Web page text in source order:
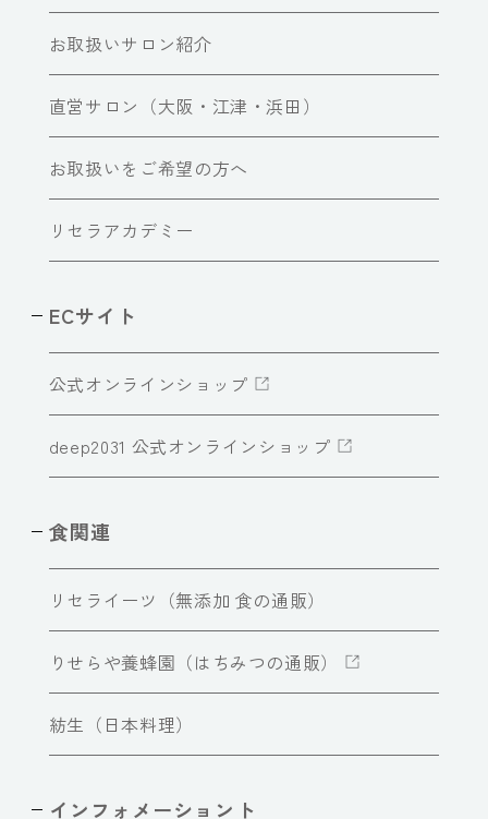
お取扱いサロン紹介
直営サロン（大阪・江津・浜田）
お取扱いをご希望の方へ
リセラアカデミー
ECサイト
公式オンラインショップ
deep2031 公式オンラインショップ
食関連
リセライーツ（無添加 食の通販）
りせらや養蜂園（はちみつの通販）
紡生（日本料理）
インフォメーショント